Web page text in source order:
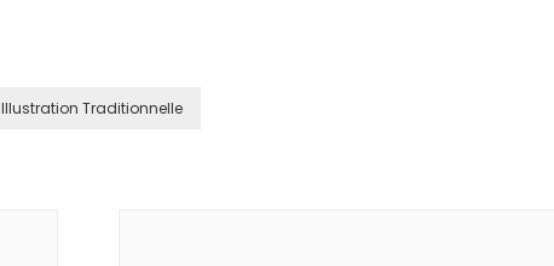
Illustration Traditionnelle